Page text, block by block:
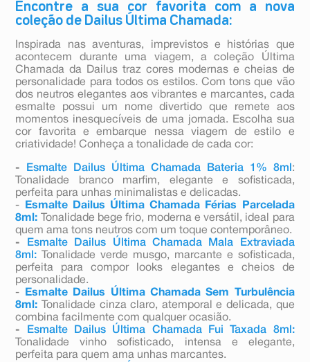
Encontre a sua cor favorita com a nova
coleção de Dailus Última Chamada:
Inspirada nas aventuras, imprevistos e histórias que
acontecem durante uma viagem, a coleção Última
Chamada da Dailus traz cores modernas e cheias de
personalidade para todos os estilos. Com tons que vão
dos neutros elegantes aos vibrantes e marcantes, cada
esmalte possui um nome divertido que remete aos
momentos inesquecíveis de uma jornada. Escolha sua
cor favorita e embarque nessa viagem de estilo e
criatividade! Conheça a tonalidade de cada cor:
- Esmalte Dailus Última Chamada Bateria 1% 8ml :
Tonalidade branco marfim, elegante e sofisticada,
perfeita para unhas minimalistas e delicadas.
-
Esmalte Dailus Última Chamada Férias Parcelada
8ml:
Tonalidade bege frio, moderna e versátil, ideal para
quem ama tons neutros com um toque contemporâneo.
-
Esmalte Dailus Última Chamada Mala Extraviada
8ml: Tonalidade verde musgo, marcante e sofisticada,
perfeita para compor looks elegantes e cheios de
personalidade.
-
Esmalte Dailus Última Chamada Sem Turbulência
8ml:
Tonalidade cinza claro, atemporal e delicada, que
combina facilmente com qualquer ocasião.
-
Esmalte Dailus Última Chamada Fui Taxada 8ml:
Tonalidade vinho sofisticado, intensa e elegante,
perfeita para quem ama unhas marcantes.